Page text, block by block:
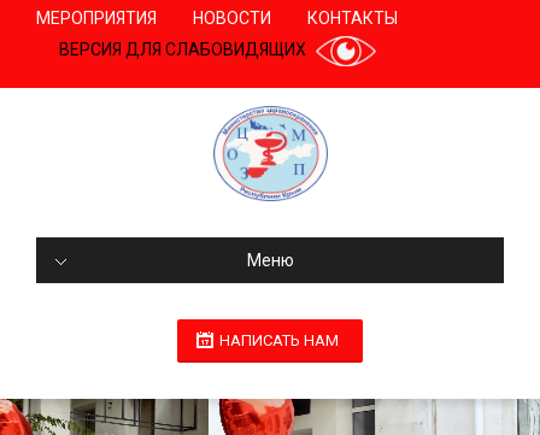
МЕРОПРИЯТИЯ НОВОСТИ
КОНТАКТЫ
ВЕРСИЯ ДЛЯ СЛАБОВИДЯЩИХ
Меню
НАПИСАТЬ НАМ